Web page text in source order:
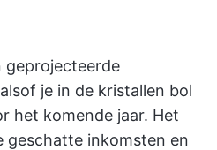
geprojecteerde
je in de kristallen bol
het komende jaar. Het
geschatte inkomsten en